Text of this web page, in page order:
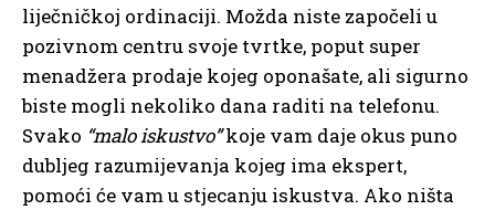
liječničkoj ordinaciji. Možda niste započeli u
pozivnom centru svoje tvrtke, poput super
menadžera prodaje kojeg oponašate, ali sigurno
biste mogli nekoliko dana raditi na telefonu.
Svako “malo iskustvo”koje vam daje okus puno
dubljeg razumijevanja kojeg ima ekspert,
pomoći će vam u stjecanju iskustva. Ako ništa